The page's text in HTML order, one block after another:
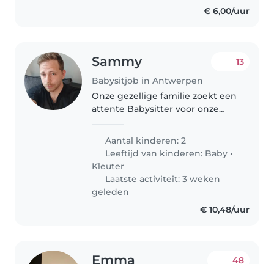
€ 6,00/uur
Sammy
Babysitjob in Antwerpen
13
Onze gezellige familie zoekt een
attente Babysitter voor onze
een speelse dreumes van 3 jaar.
Ze zijn vol energie, altijd in voor
een spelletje en..
Aantal kinderen: 2
Leeftijd van kinderen: Baby •
Kleuter
Laatste activiteit: 3 weken
geleden
€ 10,48/uur
Emma 48